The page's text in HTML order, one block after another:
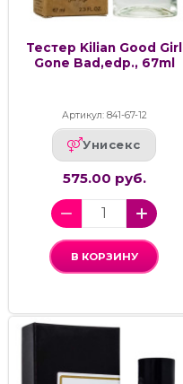
Тестер Kilian Good Girl
Gone Bad,edp., 67ml
Артикул: 841-67-12
Унисекс
575.00 руб.
В КОРЗИНУ